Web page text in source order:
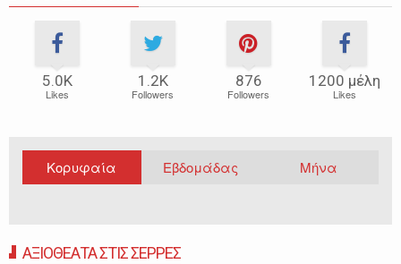
5.0Κ
Likes
1.2Κ
Followers
876
Followers
1200 μέλη
Likes
Κορυφαία Εβδομάδας Μήνα
ΑΞΙΟΘΕΑΤΑ ΣΤΙΣ ΣΕΡΡΕΣ